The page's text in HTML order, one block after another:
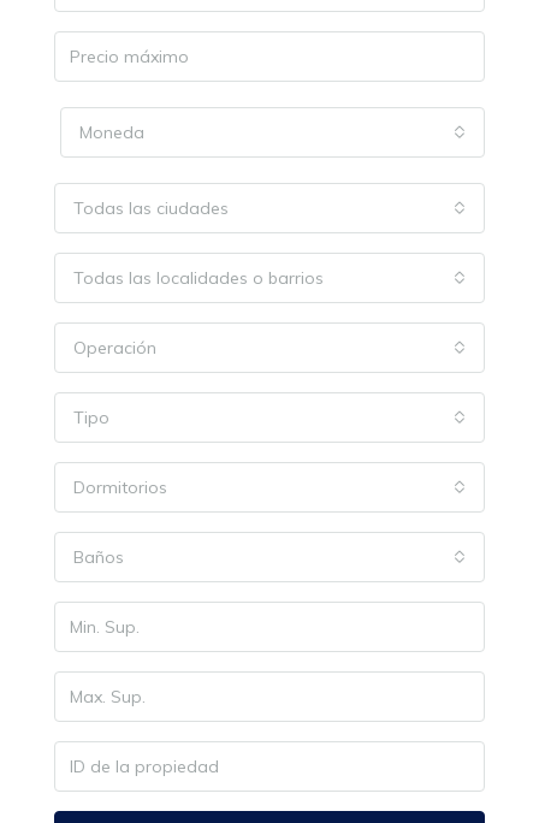
Moneda
Todas las ciudades
Todas las localidades o barrios
Operación
Tipo
Dormitorios
Baños